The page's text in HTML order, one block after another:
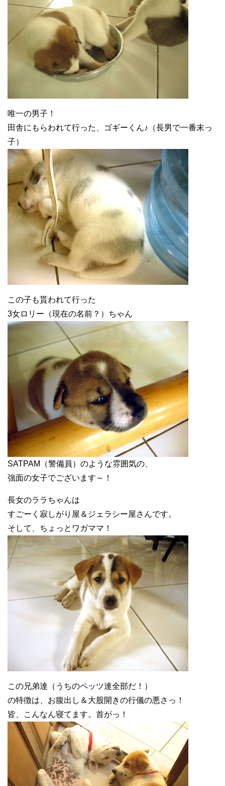
唯一の男子！
田舎にもらわれて行った、ゴギーくん♪（長男で一番末っ
子）
この子も貰われて行った
3女ロリー（現在の名前？）ちゃん
SATPAM（警備員）のような雰囲気の、
強面の女子でございます～！
長女のララちゃんは
すごーく寂しがり屋＆ジェラシー屋さんです。
そして、ちょっとワガママ！
この兄弟達（うちのペッツ達全部だ！）
の特徴は、お腹出し＆大股開きの行儀の悪さっ！
皆、こんなん寝てます。首がっ！